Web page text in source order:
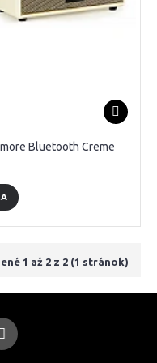
Bluetooth Creme
1 až 2 z 2 (1 stránok)